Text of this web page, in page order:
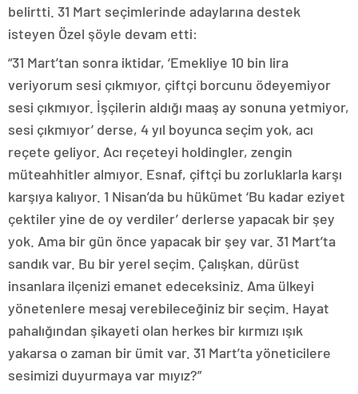
belirtti. 31 Mart seçimlerinde adaylarına destek
isteyen Özel şöyle devam etti:
“31 Mart’tan sonra iktidar, ‘Emekliye 10 bin lira
veriyorum sesi çıkmıyor, çiftçi borcunu ödeyemiyor
sesi çıkmıyor. İşçilerin aldığı maaş ay sonuna yetmiyor,
sesi çıkmıyor’ derse, 4 yıl boyunca seçim yok, acı
reçete geliyor. Acı reçeteyi holdingler, zengin
müteahhitler almıyor. Esnaf, çiftçi bu zorluklarla karşı
karşıya kalıyor. 1 Nisan’da bu hükümet ‘Bu kadar eziyet
çektiler yine de oy verdiler’ derlerse yapacak bir şey
yok. Ama bir gün önce yapacak bir şey var. 31 Mart’ta
sandık var. Bu bir yerel seçim. Çalışkan, dürüst
insanlara ilçenizi emanet edeceksiniz. Ama ülkeyi
yönetenlere mesaj verebileceğiniz bir seçim. Hayat
pahalığından şikayeti olan herkes bir kırmızı ışık
yakarsa o zaman bir ümit var. 31 Mart’ta yöneticilere
sesimizi duyurmaya var mıyız?”